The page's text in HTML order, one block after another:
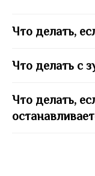
Что делать,
Что делать с
Что делать,